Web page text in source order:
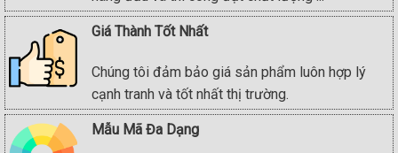
Giá Thành Tốt Nhất
Chúng tôi đảm bảo giá sản phẩm luôn hợp lý
cạnh tranh và tốt nhất thị trường.
Mẫu Mã Đa Dạng